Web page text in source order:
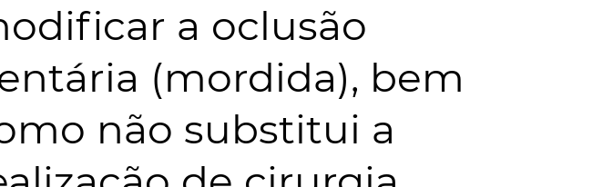
a oclusão
(mordida), bem
não substitui a